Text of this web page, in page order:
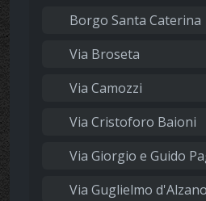
Borgo Santa Caterina
Via Broseta
Via Camozzi
Via Cristoforo Baioni
Via Giorgio e Guido
Via Guglielmo d'Alzano